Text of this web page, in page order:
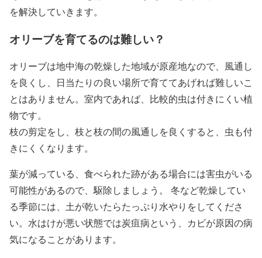
を解決していきます。
オリーブを育てるのは難しい？
オリーブは地中海の乾燥した地域が原産地なので、風通し
を良くし、日当たりの良い場所で育ててあげれば難しいこ
とはありません。室内であれば、比較的虫は付きにくい植
物です。
枝の剪定をし、枝と枝の間の風通しを良くすると、虫も付
きにくくなります。
葉が減っている、食べられた跡がある場合には害虫がいる
可能性があるので、駆除しましょう。 冬など乾燥してい
る季節には、土が乾いたらたっぷり水やりをしてくださ
い。水はけが悪い状態では炭疽病という、カビが原因の病
気になることがあります。